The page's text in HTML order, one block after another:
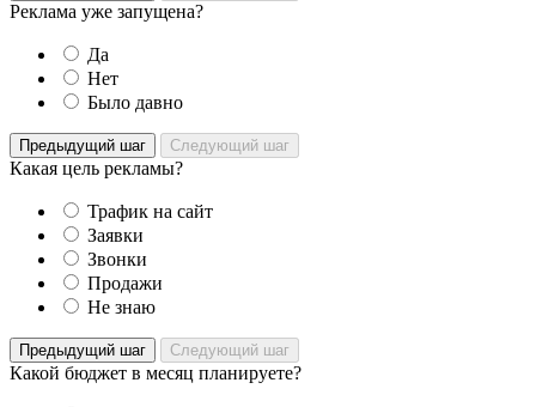
Реклама уже запущена?
Да
Нет
Было давно
Предыдущий шаг Следующий шаг
Какая цель рекламы?
Трафик на сайт
Заявки
Звонки
Продажи
Не знаю
Предыдущий шаг Следующий шаг
Какой бюджет в месяц планируете?